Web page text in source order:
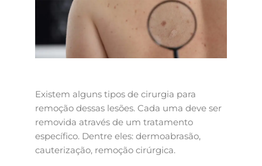
Existem alguns tipos de cirurgia para
remoção dessas lesões. Cada uma deve ser
removida através de um tratamento
específico. Dentre eles: dermoabrasão,
cauterização, remoção cirúrgica.